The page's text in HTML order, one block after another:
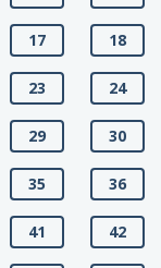
17 18
23 24
29 30
35 36
41 42